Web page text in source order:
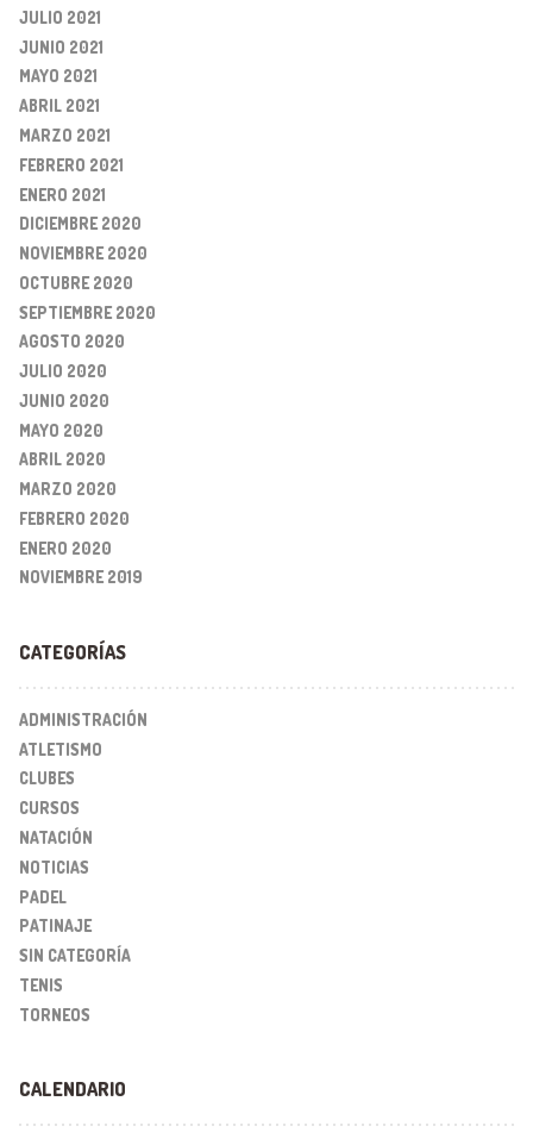
JULIO 2021
JUNIO 2021
MAYO 2021
ABRIL 2021
MARZO 2021
FEBRERO 2021
ENERO 2021
DICIEMBRE 2020
NOVIEMBRE 2020
OCTUBRE 2020
SEPTIEMBRE 2020
AGOSTO 2020
JULIO 2020
JUNIO 2020
MAYO 2020
ABRIL 2020
MARZO 2020
FEBRERO 2020
ENERO 2020
NOVIEMBRE 2019
CATEGORÍAS
ADMINISTRACIÓN
ATLETISMO
CLUBES
CURSOS
NATACIÓN
NOTICIAS
PADEL
PATINAJE
SIN CATEGORÍA
TENIS
TORNEOS
CALENDARIO